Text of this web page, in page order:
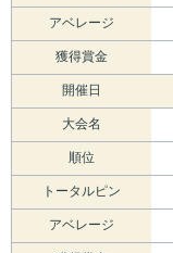
アベレージ
獲得賞金
開催日
大会名
順位
トータルピン
アベレージ